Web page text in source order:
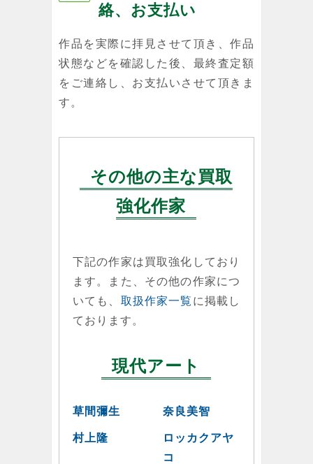
絡、お支払い
作品を実際に拝見させて頂き、作品
状態などを確認した後、最終査定額
をご連絡し、お支払いさせて頂きま
す。
その他の主な買取
強化作家
下記の作家は買取強化しており
ます。また、その他の作家につ
いても、 取扱作家一覧 に掲載し
ております。
現代アート
草間彌生 奈良美智
村上隆
ロッカクアヤ
コ